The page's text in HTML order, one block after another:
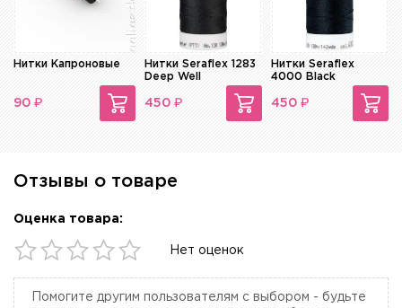
Нитки Капроновые
90 ₽
Нитки Seraflex 1283
Deep Well
450 ₽
Нитки Seraflex
4000 Black
450 ₽
Отзывы о товаре
Оценка товара:
Нет оценок
Помогите другим пользователям с выбором - будьте